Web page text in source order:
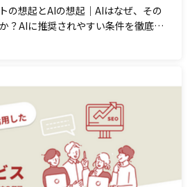
の想起とAIの想起｜AIはなぜ、その
？AIに推奨されやすい条件を徹底解